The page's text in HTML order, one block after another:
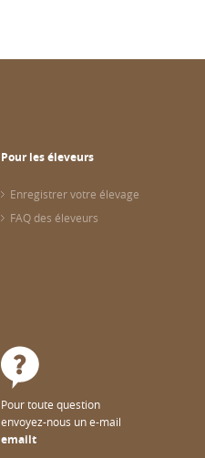
Pour les éleveurs
Enregistrer votre élevage
FAQ des éleveurs
Pour toute question
envoyez-nous un e-mail
emailt